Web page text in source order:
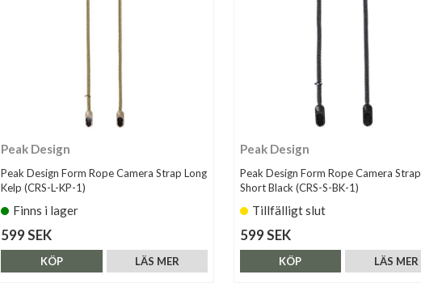
Peak Design
Peak Design Form Rope Camera Strap Long
Kelp (CRS-L-KP-1)
Finns i lager
599 SEK
LÄS MER
KÖP
Peak Design
Peak Design Form Rope Camera Strap
Short Black (CRS-S-BK-1)
Tillfälligt slut
599 SEK
LÄS MER
KÖP